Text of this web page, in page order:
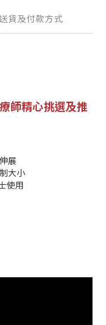
送貨及付款方式
師精心挑選及推
展
大小
使用